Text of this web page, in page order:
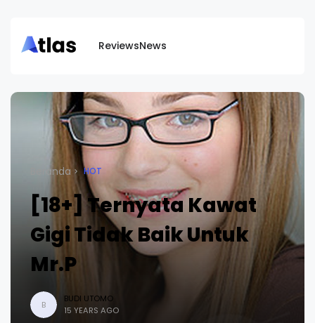
ReviewsNews
Beranda HOT
[18+] Ternyata Kawat
Gigi Tidak Baik Untuk
Mr.P
B
BUDI UTOMO
15 YEARS AGO